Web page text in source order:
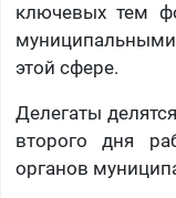
ключевых тем
этой сфере.
Делегаты
второго дня
органов